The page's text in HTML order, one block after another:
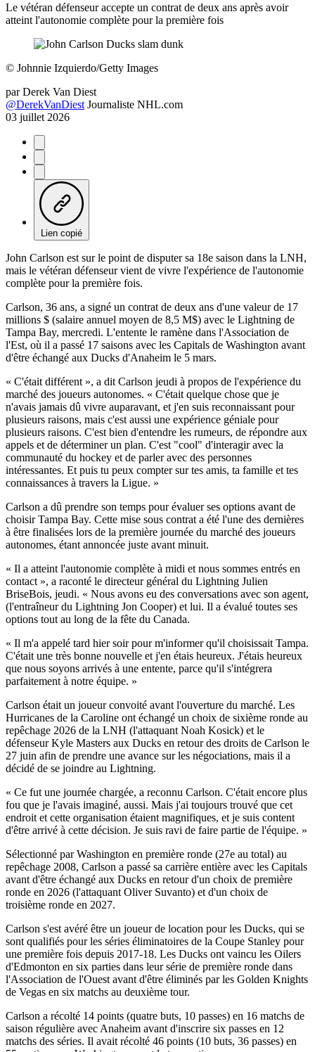
Le vétéran défenseur accepte un contrat de deux ans après avoir
atteint l'autonomie complète pour la première fois
© Johnnie Izquierdo/Getty Images
par Derek Van Diest
@DerekVanDiest Journaliste NHL.com
03 juillet 2026
Lien copié
John Carlson est sur le point de disputer sa 18e saison dans la LNH,
mais le vétéran défenseur vient de vivre l'expérience de l'autonomie
complète pour la première fois.
Carlson, 36 ans, a signé un contrat de deux ans d'une valeur de 17
millions $ (salaire annuel moyen de 8,5 M$) avec le Lightning de
Tampa Bay, mercredi. L'entente le ramène dans l'Association de
l'Est, où il a passé 17 saisons avec les Capitals de Washington avant
d'être échangé aux Ducks d'Anaheim le 5 mars.
« C'était différent », a dit Carlson jeudi à propos de l'expérience du
marché des joueurs autonomes. « C'était quelque chose que je
n'avais jamais dû vivre auparavant, et j'en suis reconnaissant pour
plusieurs raisons, mais c'est aussi une expérience géniale pour
plusieurs raisons. C'est bien d'entendre les rumeurs, de répondre aux
appels et de déterminer un plan. C'est "cool" d'interagir avec la
communauté du hockey et de parler avec des personnes
intéressantes. Et puis tu peux compter sur tes amis, ta famille et tes
connaissances à travers la Ligue. »
Carlson a dû prendre son temps pour évaluer ses options avant de
choisir Tampa Bay. Cette mise sous contrat a été l'une des dernières
à être finalisées lors de la première journée du marché des joueurs
autonomes, étant annoncée juste avant minuit.
« Il a atteint l'autonomie complète à midi et nous sommes entrés en
contact », a raconté le directeur général du Lightning Julien
BriseBois, jeudi. « Nous avons eu des conversations avec son agent,
(l'entraîneur du Lightning Jon Cooper) et lui. Il a évalué toutes ses
options tout au long de la fête du Canada.
« Il m'a appelé tard hier soir pour m'informer qu'il choisissait Tampa.
C'était une très bonne nouvelle et j'en étais heureux. J'étais heureux
que nous soyons arrivés à une entente, parce qu'il s'intégrera
parfaitement à notre équipe. »
Carlson était un joueur convoité avant l'ouverture du marché. Les
Hurricanes de la Caroline ont échangé un choix de sixième ronde au
repêchage 2026 de la LNH (l'attaquant Noah Kosick) et le
défenseur Kyle Masters aux Ducks en retour des droits de Carlson le
27 juin afin de prendre une avance sur les négociations, mais il a
décidé de se joindre au Lightning.
« Ce fut une journée chargée, a reconnu Carlson. C'était encore plus
fou que je l'avais imaginé, aussi. Mais j'ai toujours trouvé que cet
endroit et cette organisation étaient magnifiques, et je suis content
d'être arrivé à cette décision. Je suis ravi de faire partie de l'équipe. »
Sélectionné par Washington en première ronde (27e au total) au
repêchage 2008, Carlson a passé sa carrière entière avec les Capitals
avant d'être échangé aux Ducks en retour d'un choix de première
ronde en 2026 (l'attaquant Oliver Suvanto) et d'un choix de
troisième ronde en 2027.
Carlson s'est avéré être un joueur de location pour les Ducks, qui se
sont qualifiés pour les séries éliminatoires de la Coupe Stanley pour
une première fois depuis 2017-18. Les Ducks ont vaincu les Oilers
d'Edmonton en six parties dans leur série de première ronde dans
l'Association de l'Ouest avant d'être éliminés par les Golden Knights
de Vegas en six matchs au deuxième tour.
Carlson a récolté 14 points (quatre buts, 10 passes) en 16 matchs de
saison régulière avec Anaheim avant d'inscrire six passes en 12
matchs des séries. Il avait récolté 46 points (10 buts, 36 passes) en